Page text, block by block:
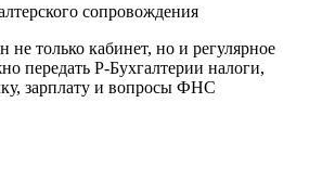
сопровождения
не только кабинет, но и регулярное
передать Р-Бухгалтерии налоги,
зарплату и вопросы ФНС